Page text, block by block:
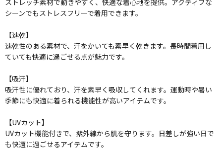
ストレッチ素材で動きやすく、快適な着心地を提供。アクティブな
シーンでもストレスフリーで着用できます。
【速乾】
速乾性のある素材で、汗をかいても素早く乾きます。長時間着用し
ていても快適に過ごせる点が魅力です。
【吸汗】
吸汗性に優れており、汗を素早く吸収してくれます。運動時や暑い
季節にも快適に着られる機能性が高いアイテムです。
【UVカット】
UVカット機能付きで、紫外線から肌を守ります。日差しが強い日で
も快適に過ごせるアイテムです。